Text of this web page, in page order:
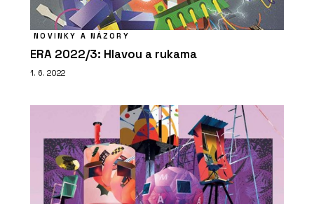
NOVINKY A NÁZORY
ERA 2022/3: Hlavou a rukama
1. 6. 2022